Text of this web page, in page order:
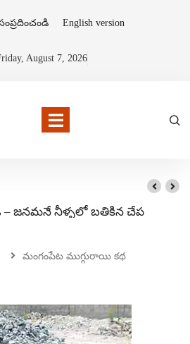
English version
August 7, 2026
– జనమనే నీళ్ళలో బతికిన చేప
మంగంపేట ముగ్గురాయి కథ